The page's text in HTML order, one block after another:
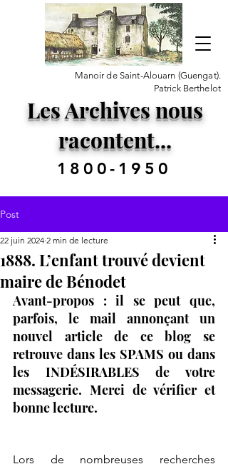
Les Archives nous
racontent...
1800-1950
Manoir de Saint-Alouarn (Guengat).
Patrick Berthelot
Post
1888. L’enfant trouvé devient
maire de Bénodet
22 juin 2024 2 min de lecture
Avant-propos : il se peut que,
parfois, le mail annonçant un
nouvel article de ce blog se
retrouve dans les SPAMS ou dans
les INDÉSIRABLES de votre
messagerie. Merci de vérifier et
bonne lecture.
Lors de nombreuses recherches